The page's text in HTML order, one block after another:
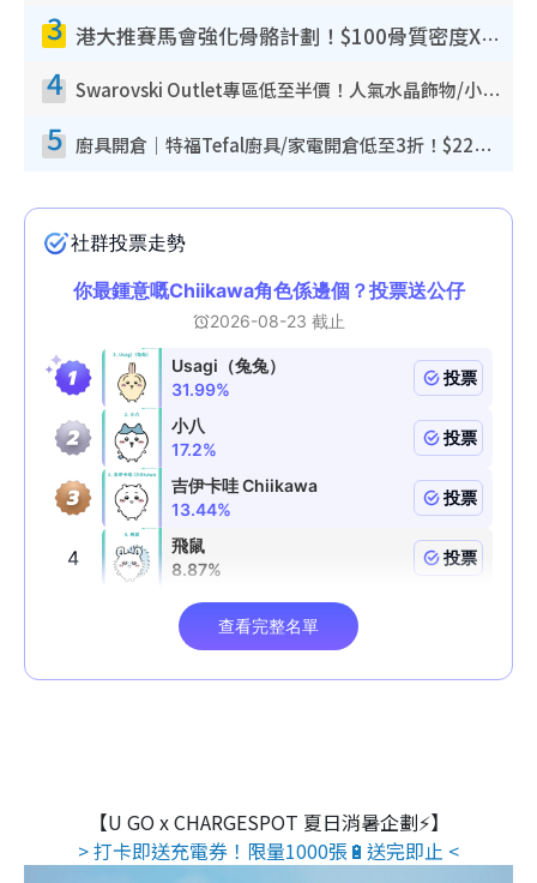
3 港大推賽馬會強化骨骼計劃！$100骨質密度X光檢查 完成免費運動訓練送超市禮券！附參加資格
4 Swarovski Outlet專區低至半價！人氣水晶飾物/小擺設$138起！迪士尼款/水晶高跟鞋都有平
5 廚具開倉｜特福Tefal廚具/家電開倉低至3折！$220起買平底鍋/炒鑊/湯煲！電飯煲/吸塵機/燙斗$418起
【U GO x CHARGESPOT 夏日消暑企劃⚡】
> 打卡即送充電券！限量1000張🔋送完即止 <